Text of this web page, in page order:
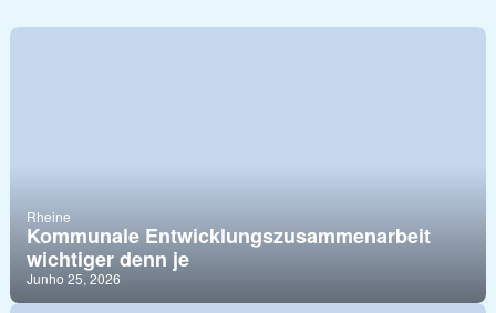
Rheine
Kommunale Entwicklungszusammenarbeit
wichtiger denn je
Junho 25, 2026